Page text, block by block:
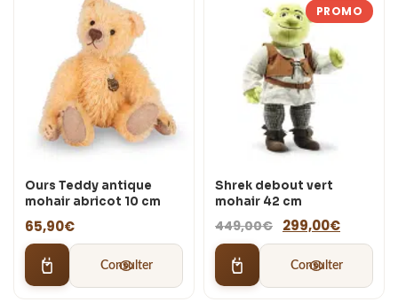
Ours Teddy antique
mohair abricot 10 cm
65,90€
Consulter
PROMO
Shrek debout vert
mohair 42 cm
449,00€ Le
prix
initial
était :
449,00€.
299,00€Le
prix
actuel
est :
Consulter